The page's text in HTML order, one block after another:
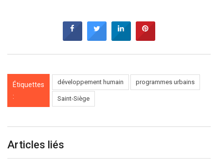
Étiquettes
:
développement humain programmes urbains
Saint-Siège
Articles liés